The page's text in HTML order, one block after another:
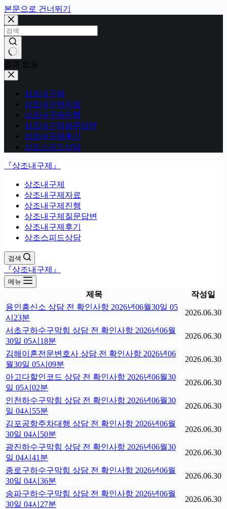
본문으로 건너뛰기
결과 없음
상조내구제
상조내구제자료
상조내구제진행
상조내구제질문답변
상조내구제후기
상조스피드상담
『상조내구제』
상조내구제
상조내구제자료
상조내구제진행
상조내구제질문답변
상조내구제후기
상조스피드상담
검색
『상조내구제』
메뉴
제목
작성일
용인흥신소 상담 전 확인사항 2026년06월30일 05
시23분
2026.06.30
서초구하수구막힘 상담 전 확인사항 2026년06월
30일 05시18분
2026.06.30
김해이혼전문변호사 상담 전 확인사항 2026년06
월30일 05시09분
2026.06.30
아고다할인코드 상담 전 확인사항 2026년06월30
일 05시02분
2026.06.30
인천하수구막힘 상담 전 확인사항 2026년06월30
일 04시55분
2026.06.30
김포공항주차대행 상담 전 확인사항 2026년06월
30일 04시50분
2026.06.30
광진하수구막힘 상담 전 확인사항 2026년06월30
일 04시41분
2026.06.30
종로구하수구막힘 상담 전 확인사항 2026년06월
30일 04시36분
2026.06.30
송파구하수구막힘 상담 전 확인사항 2026년06월
30일 04시27분
2026.06.30